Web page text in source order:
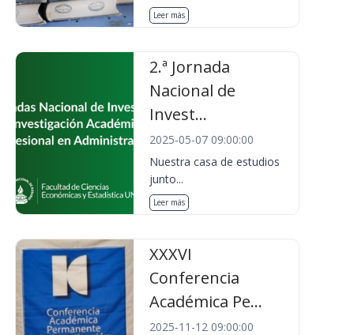
Leer más
2.ª Jornada
Nacional de
Invest...
2025-05-07 09:00:00
Nuestra casa de estudios
junto...
Leer más
XXXVI
Conferencia
Académica Pe...
2025-11-12 09:00:00